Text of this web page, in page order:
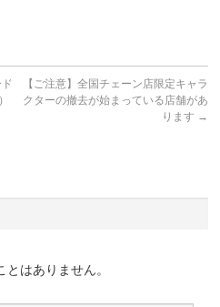
【ご注意】全国チェーン店限定キャラ
クターの撤去が始まっている店舗があ
ります →
はありません。